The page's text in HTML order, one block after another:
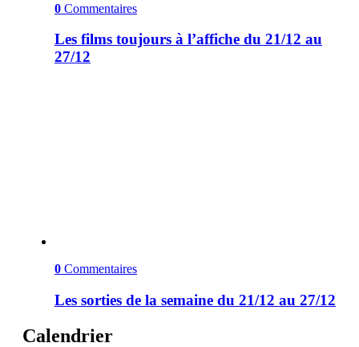
0 Commentaires
Les films toujours à l’affiche du 21/12 au
27/12
0 Commentaires
Les sorties de la semaine du 21/12 au 27/12
Calendrier